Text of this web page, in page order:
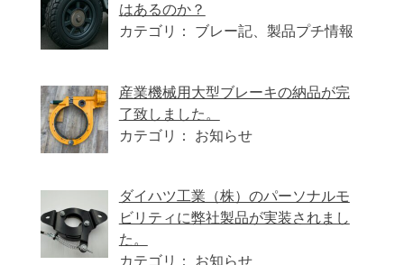
はあるのか？
カテゴリ： ブレー記、製品プチ情報
産業機械用大型ブレーキの納品が完
了致しました。
カテゴリ： お知らせ
ダイハツ工業（株）のパーソナルモ
ビリティに弊社製品が実装されまし
た。
カテゴリ： お知らせ